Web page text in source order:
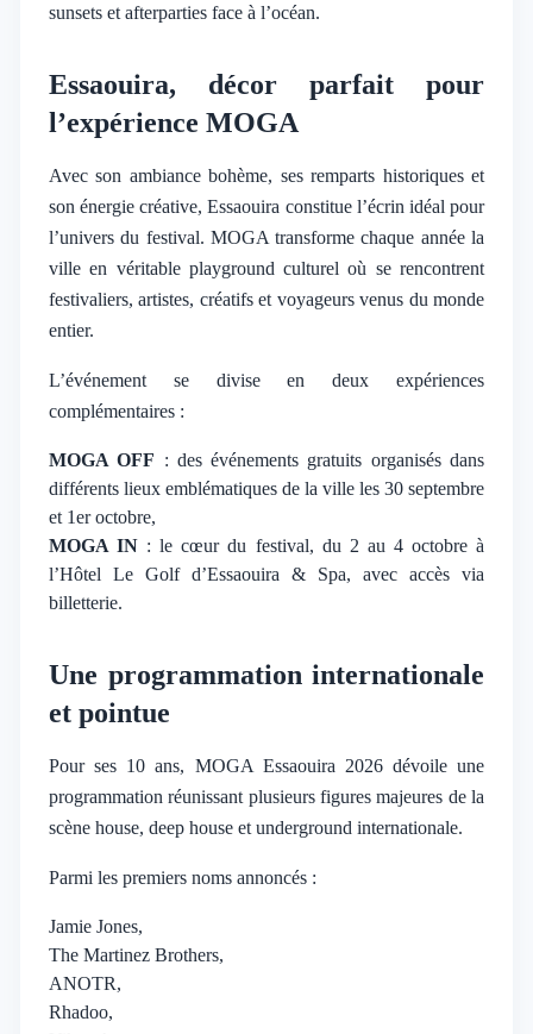
sunsets et afterparties face à l’océan.
Essaouira, décor parfait pour
l’expérience MOGA
Avec son ambiance bohème, ses remparts historiques et
son énergie créative, Essaouira constitue l’écrin idéal pour
l’univers du festival. MOGA transforme chaque année la
ville en véritable playground culturel où se rencontrent
festivaliers, artistes, créatifs et voyageurs venus du monde
entier.
L’événement se divise en deux expériences
complémentaires :
MOGA OFF : des événements gratuits organisés dans
différents lieux emblématiques de la ville les 30 septembre
et 1er octobre,
MOGA IN : le cœur du festival, du 2 au 4 octobre à
l’Hôtel Le Golf d’Essaouira & Spa, avec accès via
billetterie.
Une programmation internationale
et pointue
Pour ses 10 ans, MOGA Essaouira 2026 dévoile une
programmation réunissant plusieurs figures majeures de la
scène house, deep house et underground internationale.
Parmi les premiers noms annoncés :
Jamie Jones,
The Martinez Brothers,
ANOTR,
Rhadoo,